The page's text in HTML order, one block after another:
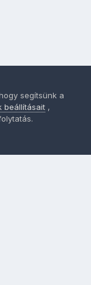
segítsünk a
beállításait ,